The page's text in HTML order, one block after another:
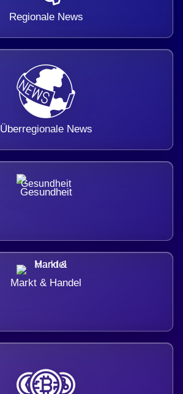
Regionale News
Überregionale News
Gesundheit
Markt & Handel